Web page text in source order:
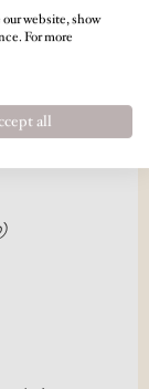
website, show
For more
all